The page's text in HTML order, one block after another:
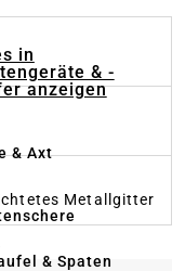
in
& -
anzeigen
& Axt
& Spaten
Metallgitter